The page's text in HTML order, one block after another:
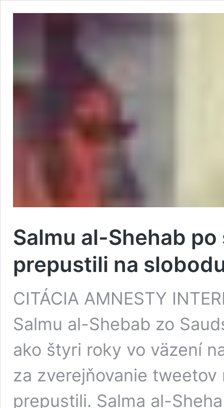
Salmu al-Shehab
prepustili na
CITÁCIA AMNESTY
Salmu al-Shebab zo
ako štyri roky vo väzení
za zverejňovanie
prepustili. Salma al-